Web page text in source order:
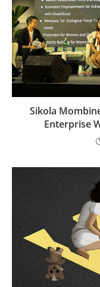
Sikola
Enterprise